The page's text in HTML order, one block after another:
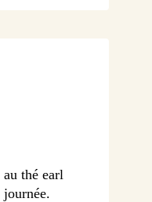
thé earl